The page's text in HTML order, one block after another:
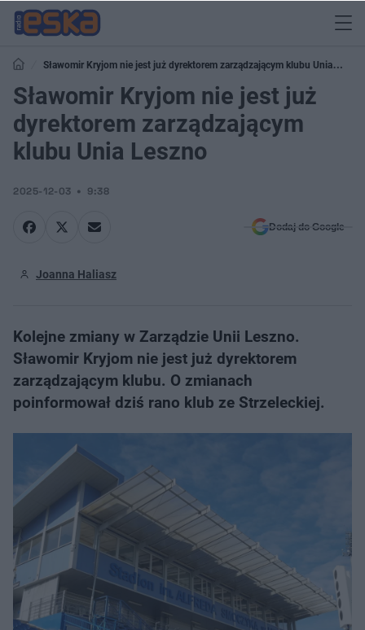
Sławomir Kryjom nie jest już dyrektorem zarządzającym klubu Unia
Leszno
Sławomir Kryjom nie jest już
dyrektorem zarządzającym
klubu Unia Leszno
2025-12-03 9:38
Dodaj do Google
Joanna Haliasz
Kolejne zmiany w Zarządzie Unii Leszno.
Sławomir Kryjom nie jest już dyrektorem
zarządzającym klubu. O zmianach
poinformował dziś rano klub ze Strzeleckiej.